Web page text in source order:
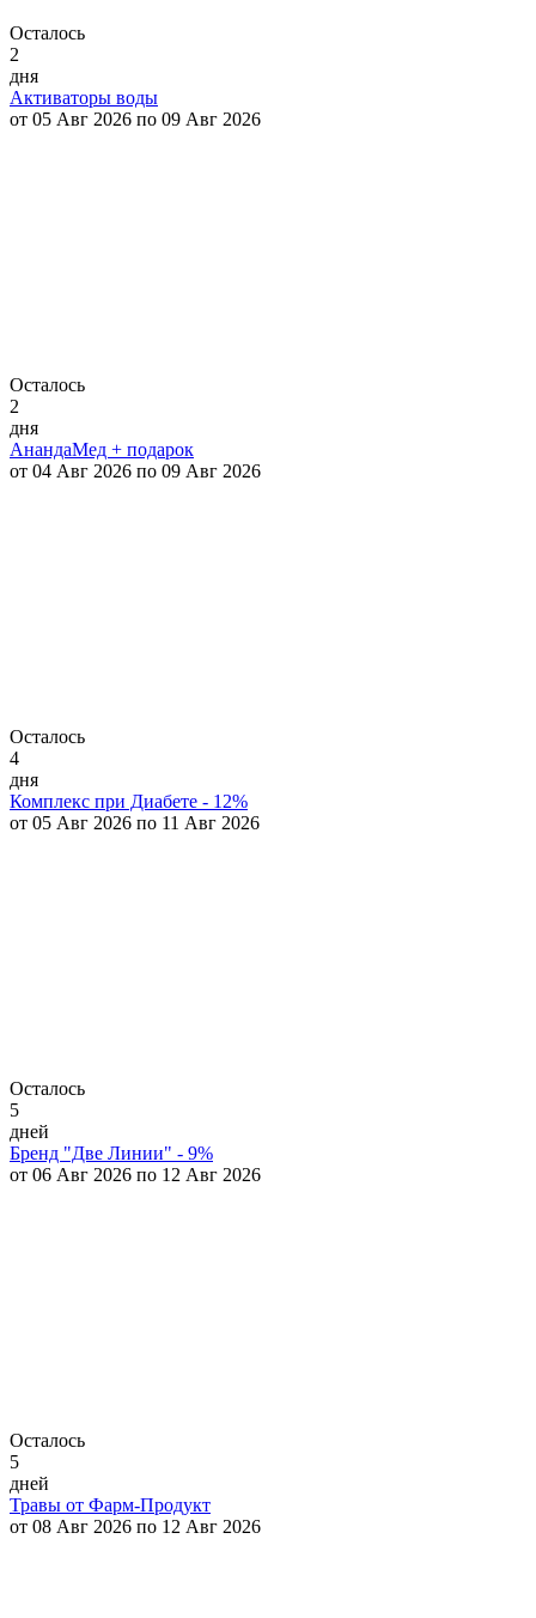
Осталось
2
дня
Активаторы воды
от 05 Авг 2026 по 09 Авг 2026
Осталось
2
дня
АнандаМед + подарок
от 04 Авг 2026 по 09 Авг 2026
Осталось
4
дня
Комплекс при Диабете - 12%
от 05 Авг 2026 по 11 Авг 2026
Осталось
5
дней
Бренд "Две Линии" - 9%
от 06 Авг 2026 по 12 Авг 2026
Осталось
5
дней
Травы от Фарм-Продукт
от 08 Авг 2026 по 12 Авг 2026